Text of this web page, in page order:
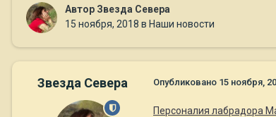
Автор Звезда Севера
15 ноября, 2018 в Наши новости
Звезда Севера Опубликовано 15 ноября,
Персоналия лабрадора